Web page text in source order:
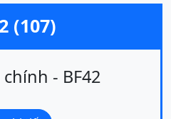
(107)
- BF42